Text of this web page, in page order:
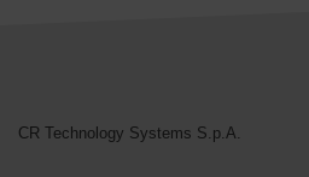
CR Technology Systems S.p.A.